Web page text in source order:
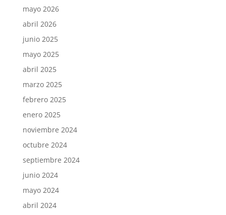
mayo 2026
abril 2026
junio 2025
mayo 2025
abril 2025
marzo 2025
febrero 2025
enero 2025
noviembre 2024
octubre 2024
septiembre 2024
junio 2024
mayo 2024
abril 2024